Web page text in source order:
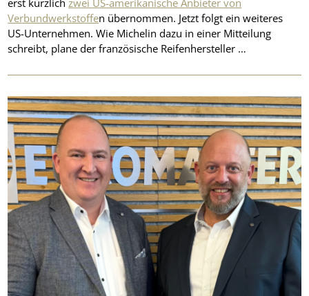
Verbundwerkstoffen übernommen. Jetzt folgt ein weiteres
US-Unternehmen. Wie Michelin dazu in einer Mitteilung
schreibt, plane der französische Reifenhersteller …